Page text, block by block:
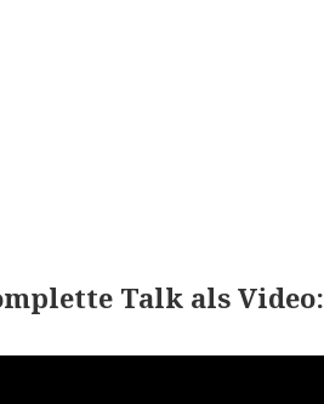
Talk als Video: